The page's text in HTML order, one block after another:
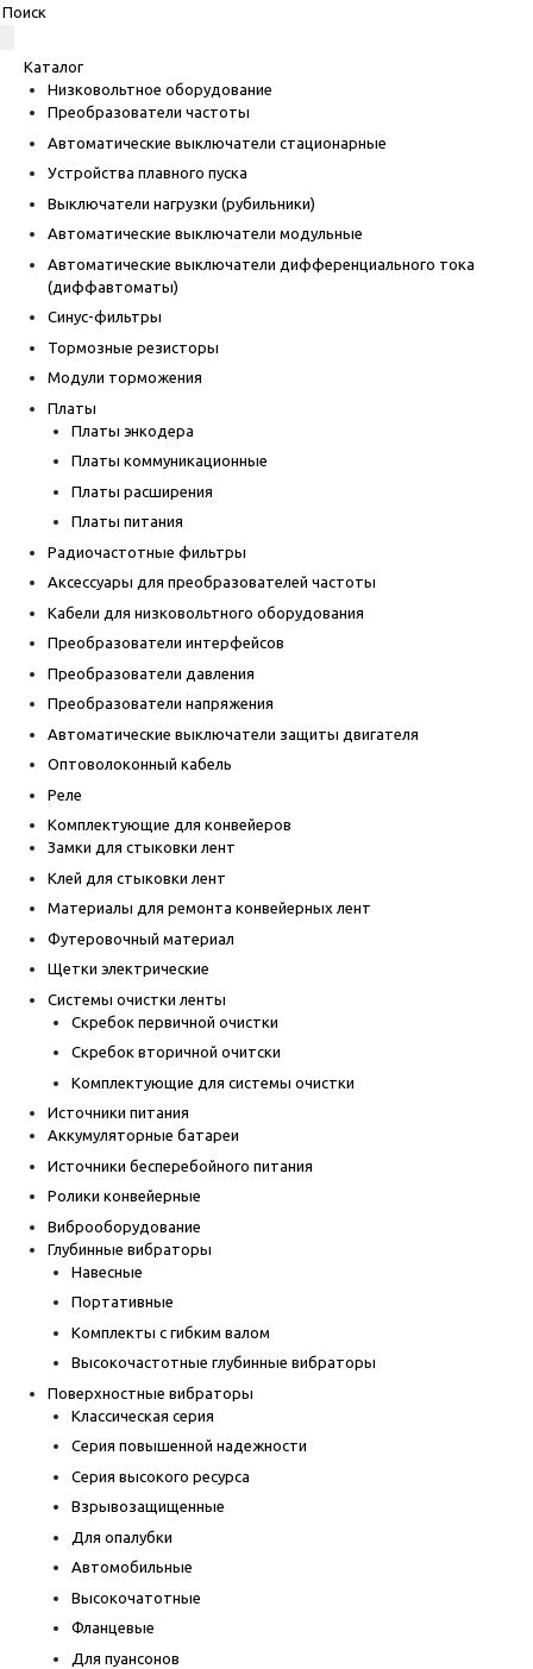
Каталог
Низковольтное оборудование
Преобразователи частоты
Автоматические выключатели стационарные
Устройства плавного пуска
Выключатели нагрузки (рубильники)
Автоматические выключатели модульные
Автоматические выключатели дифференциального тока
(диффавтоматы)
Синус-фильтры
Тормозные резисторы
Модули торможения
Платы
Платы энкодера
Платы коммуникационные
Платы расширения
Платы питания
Радиочастотные фильтры
Аксессуары для преобразователей частоты
Кабели для низковольтного оборудования
Преобразователи интерфейсов
Преобразователи давления
Преобразователи напряжения
Автоматические выключатели защиты двигателя
Оптоволоконный кабель
Реле
Комплектующие для конвейеров
Замки для стыковки лент
Клей для стыковки лент
Материалы для ремонта конвейерных лент
Футеровочный материал
Щетки электрические
Системы очистки ленты
Скребок первичной очистки
Скребок вторичной очитски
Комплектующие для системы очистки
Источники питания
Аккумуляторные батареи
Источники бесперебойного питания
Ролики конвейерные
Виброоборудование
Глубинные вибраторы
Навесные
Портативные
Комплекты с гибким валом
Высокочастотные глубинные вибраторы
Поверхностные вибраторы
Классическая серия
Серия повышенной надежности
Серия высокого ресурса
Взрывозащищенные
Для опалубки
Автомобильные
Высокочатотные
Фланцевые
Для пуансонов